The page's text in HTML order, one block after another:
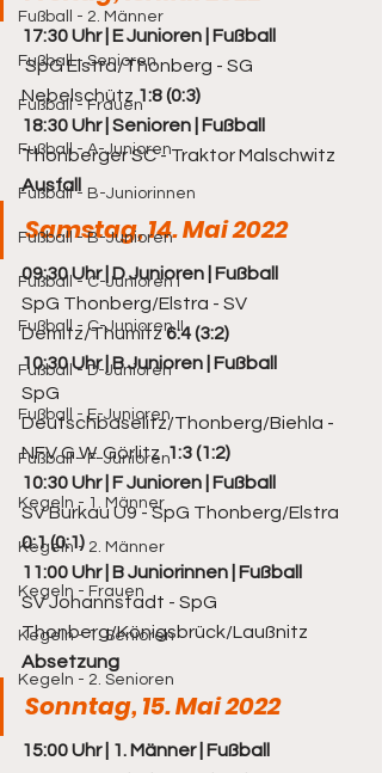
Fußball - 2. Männer
Fußball - Senioren
Fußball - Frauen
Fußball - A-Junioren
Fußball - B-Juniorinnen
Fußball - B-Junioren
Fußball - C-Junioren I
Fußball - C-Junioren II
Fußball - D-Junioren
Fußball - E-Junioren
Fußball - F-Junioren
Kegeln - 1. Männer
Kegeln - 2. Männer
Kegeln - Frauen
Kegeln - 1. Senioren
Kegeln - 2. Senioren
17:30 Uhr | E Junioren | Fußball
SpG Elstra/Thonberg - SG
Nebelschütz 1:8 (0:3)
18:30 Uhr | Senioren | Fußball
Thonberger SC - Traktor Malschwitz
Ausfall
Samstag, 14. Mai 2022
09:30 Uhr | D Junioren | Fußball
SpG Thonberg/Elstra - SV
Demitz/Thumitz 6:4 (3:2)
10:30 Uhr | B Junioren | Fußball
SpG
Deutschbaselitz/Thonberg/Biehla -
NFV G.W. Görlitz 1:3 (1:2)
10:30 Uhr | F Junioren | Fußball
SV Burkau U9 - SpG Thonberg/Elstra
0:1 (0:1)
11:00 Uhr | B Juniorinnen | Fußball
SV Johannstadt - SpG
Thonberg/Königsbrück/Laußnitz
Absetzung
Sonntag, 15. Mai 2022
15:00 Uhr | 1. Männer | Fußball